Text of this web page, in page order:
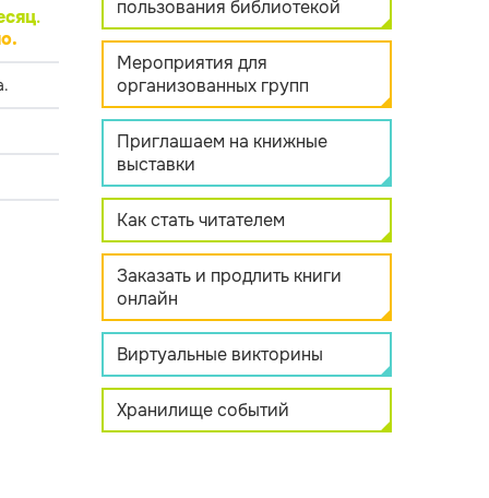
.
пользования библиотекой
Мероприятия для
организованных групп
Приглашаем на книжные
выставки
Как стать читателем
Заказать и продлить книги
онлайн
Виртуальные викторины
Хранилище событий